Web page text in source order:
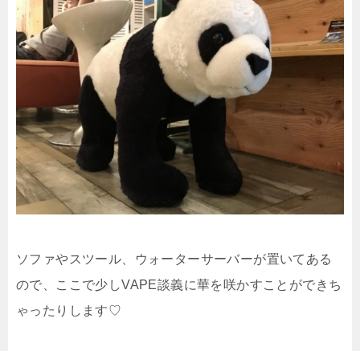
ソファやスツール、ウォーターサーバーが置いてある
ので、ここで少しVAPE談義に華を咲かすことができち
ゃったりします♡